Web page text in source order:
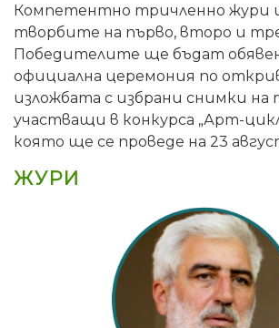
Компетентно тричленно жури
творбите на първо, второ и
Победителите ще бъдат
официална церемония по
изложбата с избрани снимки на
участващи в конкурса „Арт-
която ще се проведе на 23
ЖУРИ